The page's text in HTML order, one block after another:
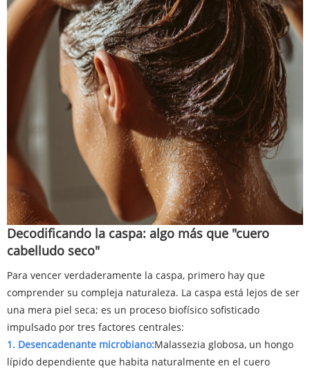
Decodificando la caspa: algo más que "cuero
cabelludo seco"
Para vencer verdaderamente la caspa, primero hay que
comprender su compleja naturaleza. La caspa está lejos de ser
una mera piel seca; es un proceso biofísico sofisticado
impulsado por tres factores centrales:
1. Desencadenante microbiano:Malassezia globosa, un hongo
lípido dependiente que habita naturalmente en el cuero